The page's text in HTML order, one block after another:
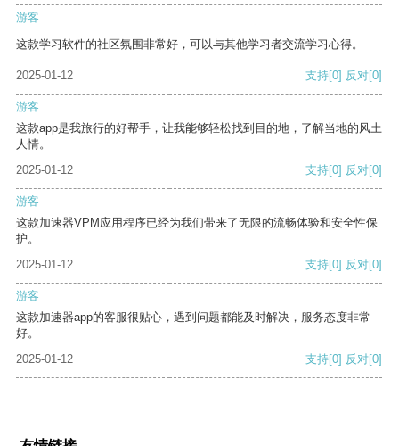
游客
这款学习软件的社区氛围非常好，可以与其他学习者交流学习心得。
2025-01-12 支持[0] 反对[0]
游客
这款app是我旅行的好帮手，让我能够轻松找到目的地，了解当地的风土
人情。
2025-01-12
支持[0] 反对[0]
游客
这款加速器VPM应用程序已经为我们带来了无限的流畅体验和安全性保
护。
2025-01-12
支持[0] 反对[0]
游客
这款加速器app的客服很贴心，遇到问题都能及时解决，服务态度非常
好。
2025-01-12
支持[0] 反对[0]